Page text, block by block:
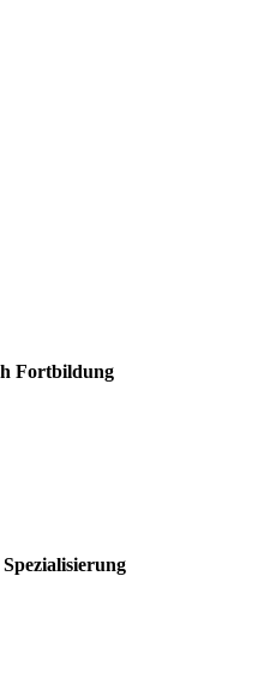
Fortbildung